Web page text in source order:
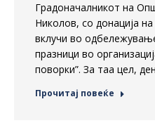
Градоначалникот на
Николов, со донација
вклучи во
празници во
поворки”. За таа цел,
Прочитај повеќе